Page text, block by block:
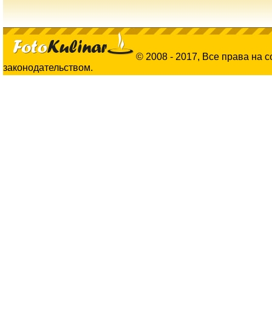
© 2008 - 2017, Все права на
законодательством.